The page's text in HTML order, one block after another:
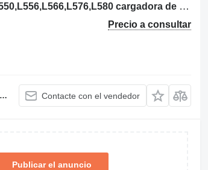
Liebherr 9279858 culata para Liebherr L544,L554,L550,L556,L566,L576,L580 cargadora de ruedas
Precio a consultar
Contacte con el vendedor
Publicar el anuncio